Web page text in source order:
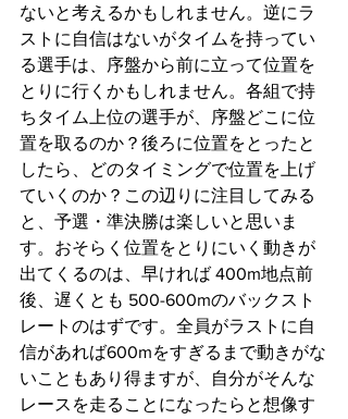
ないと考えるかもしれません。逆にラ
ストに自信はないがタイムを持ってい
る選手は、序盤から前に立って位置を
とりに行くかもしれません。各組で持
ちタイム上位の選手が、序盤どこに位
置を取るのか？後ろに位置をとったと
したら、どのタイミングで位置を上げ
ていくのか？この辺りに注目してみる
と、予選・準決勝は楽しいと思いま
す。おそらく位置をとりにいく動きが
出てくるのは、早ければ 400m地点前
後、遅くとも 500-600mのバックスト
レートのはずです。全員がラストに自
信があれば600mをすぎるまで動きがな
いこともあり得ますが、自分がそんな
レースを走ることになったらと想像す